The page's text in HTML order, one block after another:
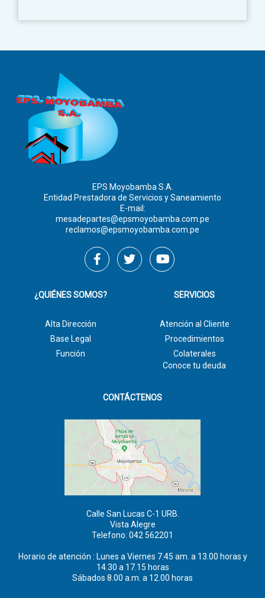
EPS Moyobamba S.A.
Entidad Prestadora de Servicios y Saneamiento
E-mail:
mesadepartes@epsmoyobamba.com.pe
reclamos@epsmoyobamba.com.pe
¿QUIÉNES SOMOS?
Alta Dirección
Base Legal
Función
SERVICIOS
Atención al Cliente
Procedimientos
Colaterales
Conoce tu deuda
CONTÁCTENOS
Calle San Lucas C-1 URB.
Vista Alegre
Telefono: 042 562201
Horario de atención : Lunes a Viernes 7.45 am. a 13.00 horas y
14.30 a 17.15 horas
Sábados 8.00 a.m. a 12.00 horas